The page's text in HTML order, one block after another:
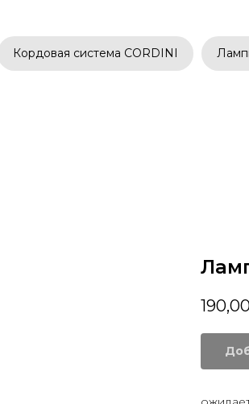
Кордовая система CORDINI